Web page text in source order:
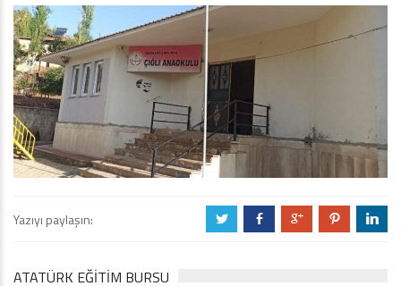
Yazıyı paylaşın: a b c d j
ATATÜRK EĞITIM BURSU